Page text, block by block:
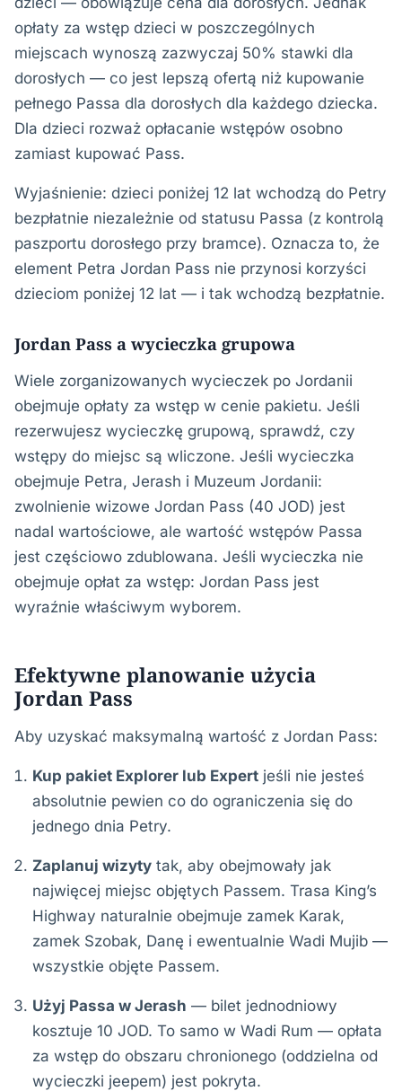
opłaty za wstęp dzieci w poszczególnych
miejscach wynoszą zazwyczaj 50% stawki dla
dorosłych — co jest lepszą ofertą niż kupowanie
pełnego Passa dla dorosłych dla każdego dziecka.
Dla dzieci rozważ opłacanie wstępów osobno
zamiast kupować Pass.
Wyjaśnienie: dzieci poniżej 12 lat wchodzą do Petry
bezpłatnie niezależnie od statusu Passa (z kontrolą
paszportu dorosłego przy bramce). Oznacza to, że
element Petra Jordan Pass nie przynosi korzyści
dzieciom poniżej 12 lat — i tak wchodzą bezpłatnie.
Jordan Pass a wycieczka grupowa
Wiele zorganizowanych wycieczek po Jordanii
obejmuje opłaty za wstęp w cenie pakietu. Jeśli
rezerwujesz wycieczkę grupową, sprawdź, czy
wstępy do miejsc są wliczone. Jeśli wycieczka
obejmuje Petra, Jerash i Muzeum Jordanii:
zwolnienie wizowe Jordan Pass (40 JOD) jest
nadal wartościowe, ale wartość wstępów Passa
jest częściowo zdublowana. Jeśli wycieczka nie
obejmuje opłat za wstęp: Jordan Pass jest
wyraźnie właściwym wyborem.
Efektywne planowanie użycia
Jordan Pass
Aby uzyskać maksymalną wartość z Jordan Pass:
Kup pakiet Explorer lub Expert jeśli nie jesteś
absolutnie pewien co do ograniczenia się do
jednego dnia Petry.
Zaplanuj wizyty tak, aby obejmowały jak
najwięcej miejsc objętych Passem. Trasa King’s
Highway naturalnie obejmuje zamek Karak,
zamek Szobak, Danę i ewentualnie Wadi Mujib —
wszystkie objęte Passem.
Użyj Passa w Jerash — bilet jednodniowy
kosztuje 10 JOD. To samo w Wadi Rum — opłata
za wstęp do obszaru chronionego (oddzielna od
wycieczki jeepem) jest pokryta.